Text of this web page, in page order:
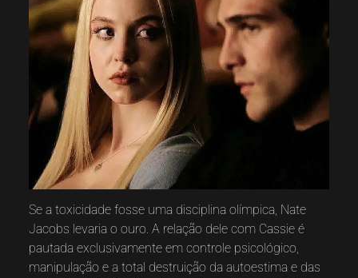
Se a toxicidade fosse uma disciplina olímpica, Nate
Jacobs levaria o ouro. A relação dele com Cassie é
pautada exclusivamente em controle psicológico,
manipulação e a total destruição da autoestima e das